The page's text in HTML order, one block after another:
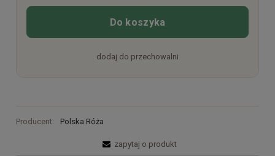
Do koszyka
dodaj do przechowalni
Producent: Polska Róża
zapytaj o produkt